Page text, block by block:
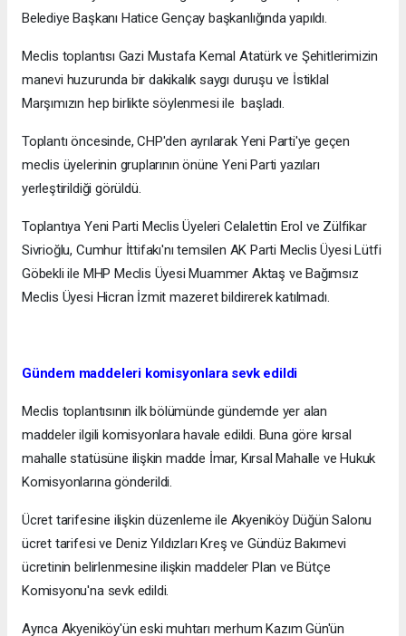
Belediye Başkanı Hatice Gençay başkanlığında yapıldı.
Meclis toplantısı Gazi Mustafa Kemal Atatürk ve Şehitlerimizin
manevi huzurunda bir dakikalık saygı duruşu ve İstiklal
Marşımızın hep birlikte söylenmesi ile başladı.
Toplantı öncesinde, CHP'den ayrılarak Yeni Parti'ye geçen
meclis üyelerinin gruplarının önüne Yeni Parti yazıları
yerleştirildiği görüldü.
Toplantıya Yeni Parti Meclis Üyeleri Celalettin Erol ve Zülfikar
Sivrioğlu, Cumhur İttifakı'nı temsilen AK Parti Meclis Üyesi Lütfi
Göbekli ile MHP Meclis Üyesi Muammer Aktaş ve Bağımsız
Meclis Üyesi Hicran İzmit mazeret bildirerek katılmadı.
Gündem maddeleri komisyonlara sevk edildi
Meclis toplantısının ilk bölümünde gündemde yer alan
maddeler ilgili komisyonlara havale edildi. Buna göre kırsal
mahalle statüsüne ilişkin madde İmar, Kırsal Mahalle ve Hukuk
Komisyonlarına gönderildi.
Ücret tarifesine ilişkin düzenleme ile Akyeniköy Düğün Salonu
ücret tarifesi ve Deniz Yıldızları Kreş ve Gündüz Bakımevi
ücretinin belirlenmesine ilişkin maddeler Plan ve Bütçe
Komisyonu'na sevk edildi.
Ayrıca Akyeniköy'ün eski muhtarı merhum Kazım Gün'ün